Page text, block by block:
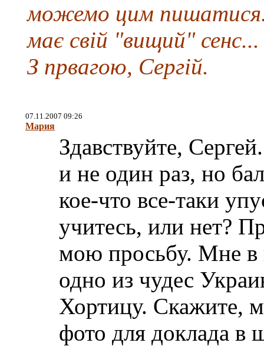
можемо цим пишатися.
має свій "вищий" сенс...
З првагою, Сергій.
07.11.2007 09:26
Мария
Здавствуйте,
и не один раз, но
кое-что все-таки
учитесь, или нет?
мою просьбу. Мне в
одно из чудес
Хортицу. Скажите,
фото для доклада в